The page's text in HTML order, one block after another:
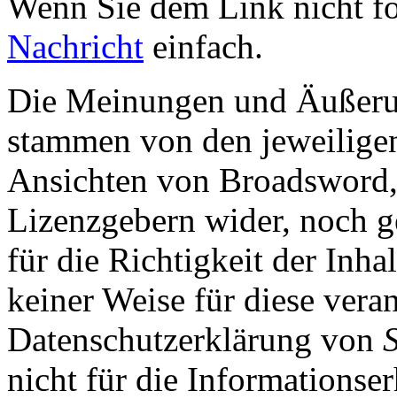
Nachricht einfach.
Die Meinungen und
stammen von den
Ansichten von
Lizenzgebern wider, noch
für die Richtigkeit der
keiner Weise für diese
Datenschutzerklärung von
nicht für die